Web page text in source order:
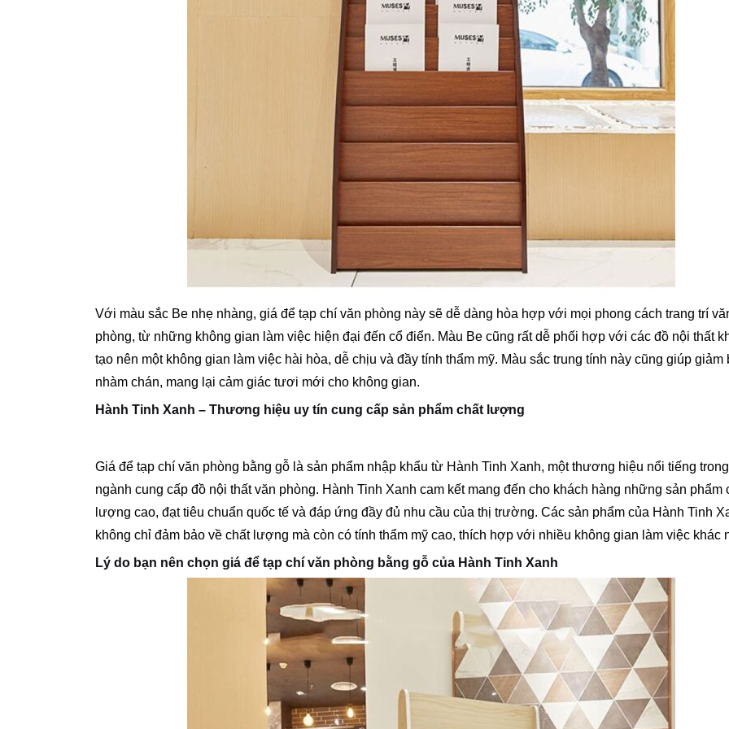
Với màu sắc Be nhẹ nhàng, giá để tạp chí văn phòng này sẽ dễ dàng hòa hợp với mọi phong cách trang trí
phòng, từ những không gian làm việc hiện đại đến cổ điển. Màu Be cũng rất dễ phối hợp với các đồ nội thất
tạo nên một không gian làm việc hài hòa, dễ chịu và đầy tính thẩm mỹ. Màu sắc trung tính này cũng giúp giảm
nhàm chán, mang lại cảm giác tươi mới cho không gian.
Hành Tinh Xanh – Thương hiệu uy tín cung cấp sản phẩm chất lượng
Giá để tạp chí văn phòng bằng gỗ là sản phẩm nhập khẩu từ Hành Tinh Xanh, một thương hiệu nổi tiếng trong
ngành cung cấp đồ nội thất văn phòng. Hành Tinh Xanh cam kết mang đến cho khách hàng những sản phẩm
lượng cao, đạt tiêu chuẩn quốc tế và đáp ứng đầy đủ nhu cầu của thị trường. Các sản phẩm của Hành Tinh
không chỉ đảm bảo về chất lượng mà còn có tính thẩm mỹ cao, thích hợp với nhiều không gian làm việc khác
Lý do bạn nên chọn giá để tạp chí văn phòng bằng gỗ của Hành Tinh Xanh